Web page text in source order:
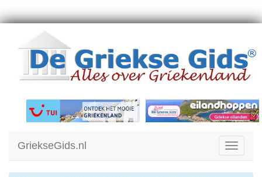
Toggle
GriekseGids.nl